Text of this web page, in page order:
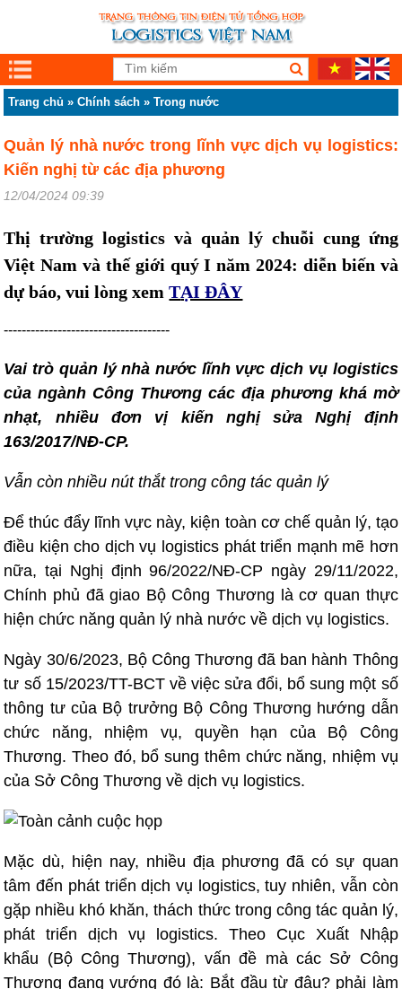
Trang chủ »Chính sách »Trong nước
Quản lý nhà nước trong lĩnh vực dịch vụ logistics:
Kiến nghị từ các địa phương
12/04/2024 09:39
Thị trường logistics và quản lý chuỗi cung ứng
Việt Nam và thế giới quý I năm 2024: diễn biến và
dự báo, vui lòng xemTẠI ĐÂY
-------------------------------------
Vai trò quản lý nhà nước lĩnh vực dịch vụ logistics
của ngành Công Thương các địa phương khá mờ
nhạt, nhiều đơn vị kiến nghị sửa Nghị định
163/2017/NĐ-CP.
Vẫn còn nhiều nút thắt trong công tác quản lý
Để thúc đẩy lĩnh vực này, kiện toàn cơ chế quản lý, tạo
điều kiện cho dịch vụ logistics phát triển mạnh mẽ hơn
nữa, tại Nghị định 96/2022/NĐ-CP ngày 29/11/2022,
Chính phủ đã giao Bộ Công Thương là cơ quan thực
hiện chức năng quản lý nhà nước về dịch vụ logistics.
Ngày 30/6/2023, Bộ Công Thương đã ban hành Thông
tư số 15/2023/TT-BCT về việc sửa đổi, bổ sung một số
thông tư của Bộ trưởng Bộ Công Thương hướng dẫn
chức năng, nhiệm vụ, quyền hạn của Bộ Công
Thương. Theo đó, bổ sung thêm chức năng, nhiệm vụ
của Sở Công Thương về dịch vụ logistics.
Mặc dù, hiện nay, nhiều địa phương đã có sự quan
tâm đến phát triển dịch vụ logistics, tuy nhiên, vẫn còn
gặp nhiều khó khăn, thách thức trong công tác quản lý,
phát triển dịch vụ logistics. Theo Cục Xuất Nhập
khẩu (Bộ Công Thương), vấn đề mà các Sở Công
Thương đang vướng đó là: Bắt đầu từ đâu? phải làm